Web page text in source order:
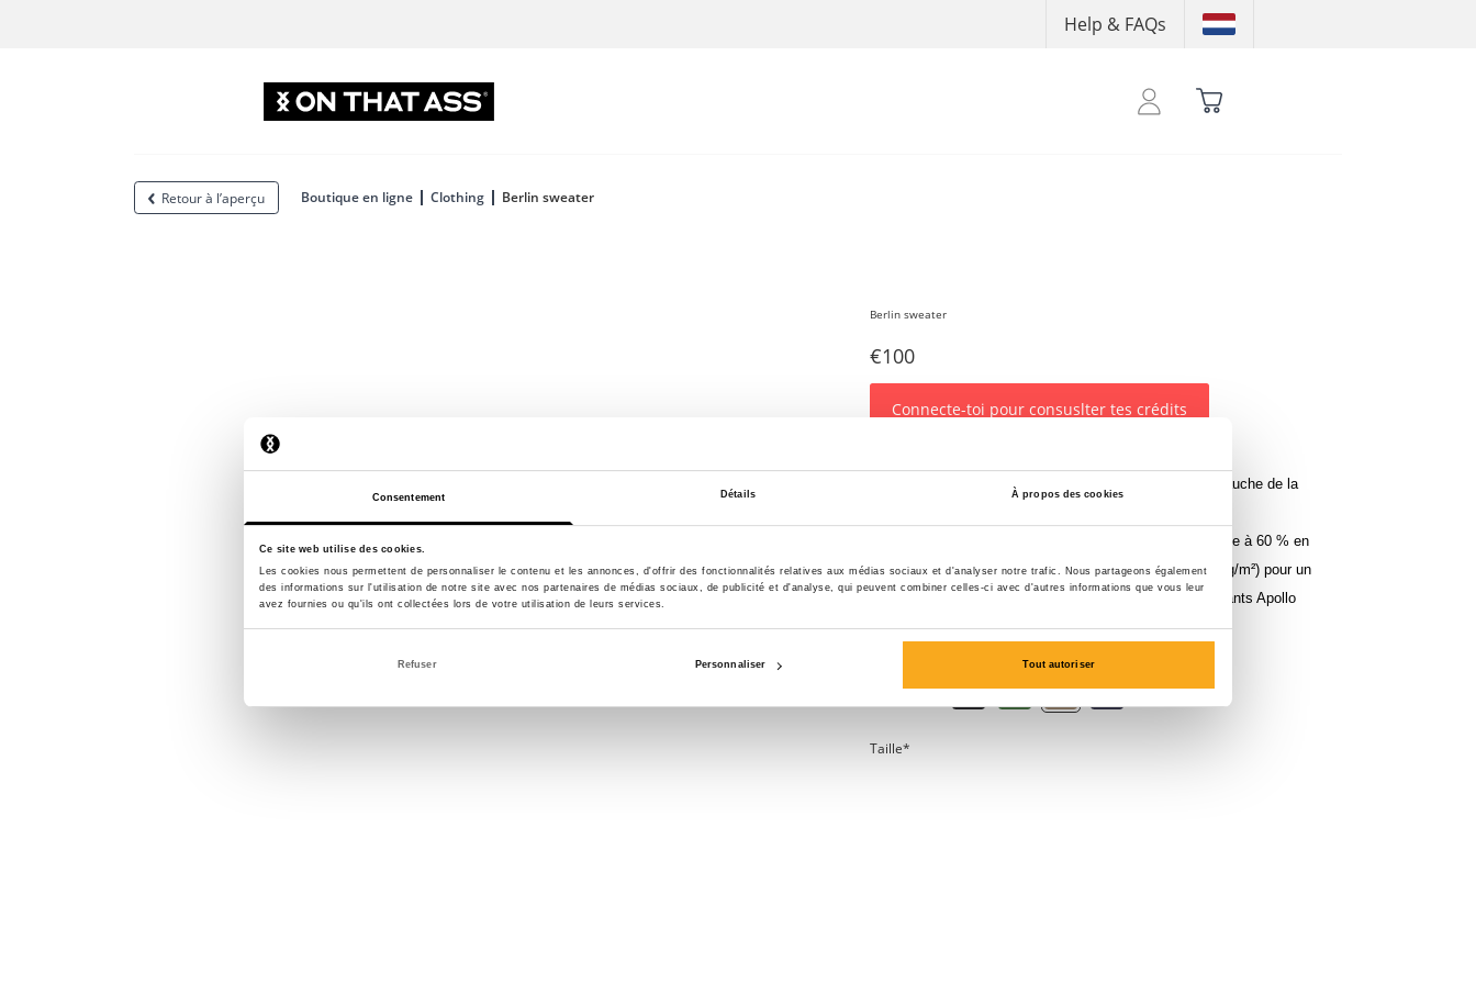
Consentement Détails À propos des cookies
Ce site web utilise des cookies.
Les cookies nous permettent de personnaliser le contenu et les annonces, d'offrir des fonctionnalités relatives aux médias sociaux et d'analyser notre trafic. Nous partageons également
des informations sur l'utilisation de notre site avec nos partenaires de médias sociaux, de publicité et d'analyse, qui peuvent combiner celles-ci avec d'autres informations que vous leur
avez fournies ou qu'ils ont collectées lors de votre utilisation de leurs services.
Refuser Personnaliser Tout autoriser
Help & FAQs
Retour à l’aperçu Boutique en ligne Clothing Berlin sweater
Berlin sweater
€100
Connecte-toi pour consuslter tes crédits
Un sweat-shirt avec le logo ON THAT ASS sur le côté gauche de la
Ce modèle possède une coupe droite et est confectionnée à 60 % en
coton et à 40 % en polyester (dos en tissu-éponge, 300 g/m²) pour un
toucher doux et confortable. Combine-le avec le Sweatpants Apollo
pour un ensemble parfait.
Couleur:
Taille*